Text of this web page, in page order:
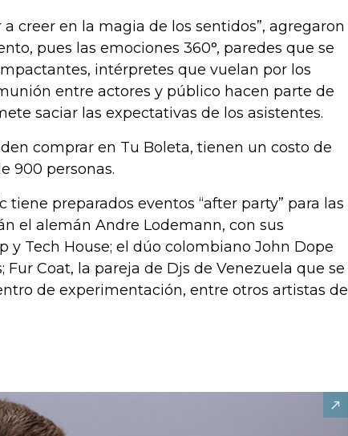
a creer en la magia de los sentidos”, agregaron
pues las emociones 360°, paredes que se
intérpretes que vuelan por los
entre actores y público hacen parte de
saciar las expectativas de los asistentes.
comprar en Tu Boleta, tienen un costo de
900 personas.
tiene preparados eventos “after party” para las
el alemán Andre Lodemann, con sus
y Tech House; el dúo colombiano John Dope
Fur Coat, la pareja de Djs de Venezuela que se
de experimentación, entre otros artistas de